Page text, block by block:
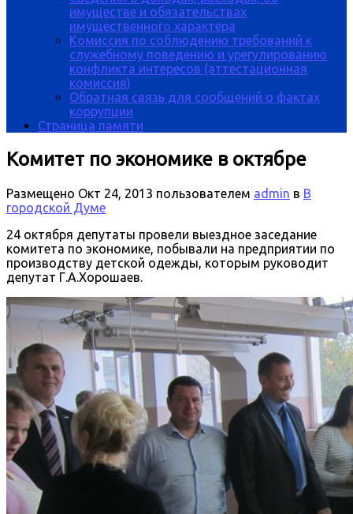
имуществе и обязательствах
имущественного характера
Комиссия по соблюдению требований к
служебному поведению и урегулированию
конфликта интересов (аттестационная
комиссия)
Обратная связь для сообщений о фактах
коррупции
Страница памяти
Комитет по экономике в октябре
Размещено Окт 24, 2013 пользователем admin в В
городской Думе
24 октября депутаты провели выездное заседание
комитета по экономике, побывали на предприятии по
производству детской одежды, которым руководит
депутат Г.А.Хорошаев.